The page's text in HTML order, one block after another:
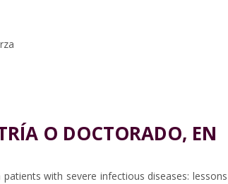
O DOCTORADO, EN
with severe infectious diseases: lessons